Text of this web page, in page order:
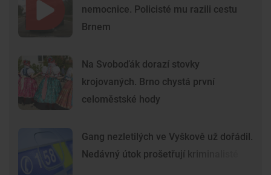
nemocnice. Policisté mu razili cestu
Brnem
Na Svoboďák dorazí stovky
krojovaných. Brno chystá první
celoměstské hody
Gang nezletilých ve Vyškově už dořádil.
Nedávný útok prošetřují kriminalisté